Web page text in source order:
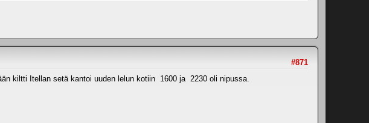
#871
kiltti Itellan setä kantoi uuden lelun kotiin 1600 ja 2230 oli nipussa.